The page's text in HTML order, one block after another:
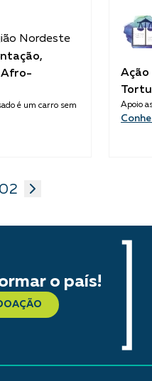
Nordeste
Afro-
é um carro sem
Ação
Apoio
02
o país!